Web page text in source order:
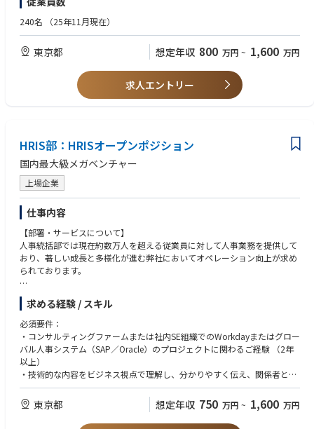
・ROIを考慮したSEO戦略の立案と実行、効果測定、改善サイクルの推進
・アクセスログ・市場データ・営業データなど、広範なデータの収集・分
析・仮説立案
・SEOを考慮した内部設計、コンテンツ最適化、内部/外部リンク戦略の実
施
・検索エンジンのアルゴリズム変更への対応と最新SEO手法の調査・導入
・社内外のステークホルダーとの連携によるSEO施策の推進
SEOの専門知識を活かし、急成長中の介護業界No.1メディアプラットフォ
ームの更なる飛躍に貢献できるだけでなく、AI技術・高度なデータ分析基
盤を活かしたDB型サイトのSEO設計に携わるため、テクニカルSEOの圧倒
的なスキルと経験が身につきます。また、デジタル広告やオフライン広告
チームと密に連携し部署の目標数値を追うため、SEOを軸にした広いマー
ケティングスキルを養えるほか、常に代表やCMOと方針や進捗を擦り合わ
せるため、ビジネスにおける高い視座や責任感が身につきます。弊社はSE
O施策の優先度を非常に高くしているため、立案から実装まで速度が速
く、扱えるデータやツールの数も豊富です。
・スキーママークアップと構造化データの実装経験
・GoogleAnalytics、GoogleSearchConsoleなどのSEOツールの使用とウ
【歓迎スキル・経験】
・Webサイト運用・責任者としての実務経験
・大規模サービスの動的SEO施策の設計・運用経験
・SEOを考慮した内部設計、コンテンツ最適化の実施経験
経験
・アクセスログ・市場データ・営業データなどの広範なデータ分析経験
・社内外のステークホルダーとの連携によるSEO施策の推進経験
【求める人物像】
・業務に対し責任を持ち、最後まで遂行するスタンスをお持ちの方
・会社の課題を自分事と捉え、主体的に課題発見や業務に取り組める方
・不確実性を恐れず、従来のやり方に固執しないで柔軟に課題に向き合え
る方
・社内外のステークホルダーを巻き込みプロジェクトを推進できる方
・事業や組織の成長によって起きる急激な変化を前向きに捉えることがで
きる方
240名 （25年11月現在）
東京都 想定年収 800 万円 ~ 1,600 万円
求人エントリー
HRIS部：HRISオープンポジション
国内最大級メガベンチャー
上場企業
仕事内容
【部署・サービスについて】
人事統括部では現在約数万人を超える従業員に対して人事業務を提供して
おり、著しい成長と多様化が進む弊社においてオペレーション向上が求め
られております。
【多様なキャリアパス】
グループ人事部は、給与計算、研修、採用、HRBPなど、様々な人事機能
を担う部署で構成されています。多様なプロジェクトを通じて他部署との
積極的なコミュニケーションを促進し、長期的なキャリア開発、専門性の
深化、新たな分野への挑戦など、豊富なキャリアパスが開かれています。
【HRIS部門で経験できること】
要な役割を担っていただきます。国内のみならずグローバルに展開する人
事情報システム（Workday）ソリューションの改善に携わる機会も多く、
組織全体の効率化や戦略的な意思決定に貢献します。
求める経験 / スキル
必須要件：
・コンサルティングファームまたは社内SE組織でのWorkdayまたはグロー
バル人事システム（SAP／Oracle）のプロジェクトに関わるご経験 （2年
以上）
・技術的な内容をビジネス視点で理解し、分かりやすく伝え、関係者との
戦略的な議論を主導できる能力
・ビジネスレベルの英語力と流暢な日本語力
東京都 想定年収 750 万円 ~ 1,600 万円